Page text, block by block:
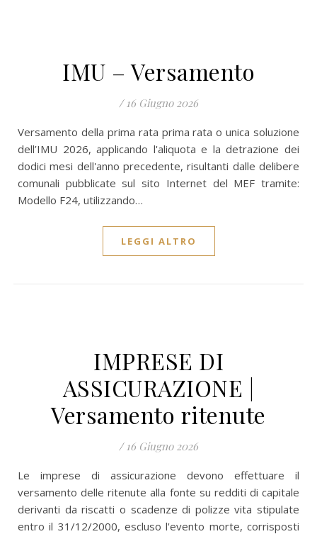
IMU – Versamento
/ 16 Giugno 2026
Versamento della prima rata prima rata o unica soluzione
dell’IMU 2026, applicando l'aliquota e la detrazione dei
dodici mesi dell'anno precedente, risultanti dalle delibere
comunali pubblicate sul sito Internet del MEF tramite:
Modello F24, utilizzando…
LEGGI ALTRO
IMPRESE DI
ASSICURAZIONE |
Versamento ritenute
/ 16 Giugno 2026
Le imprese di assicurazione devono effettuare il
versamento delle ritenute alla fonte su redditi di capitale
derivanti da riscatti o scadenze di polizze vita stipulate
entro il 31/12/2000, escluso l'evento morte, corrisposti